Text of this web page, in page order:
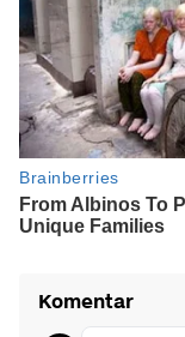
Komentar